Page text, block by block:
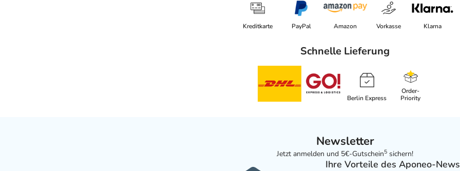
Kreditkarte PayPal Amazon Vorkasse Klarna
Schnelle Lieferung
Berlin Express
Order-
Priority
Newsletter
Jetzt anmelden und 5€-Gutschein5 sichern!
Ihre Vorteile des Aponeo-